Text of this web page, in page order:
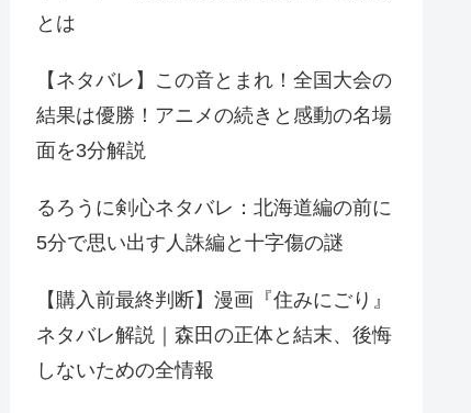
とは
【ネタバレ】この音とまれ！全国大会の
結果は優勝！アニメの続きと感動の名場
面を3分解説
るろうに剣心ネタバレ：北海道編の前に
5分で思い出す人誅編と十字傷の謎
【購入前最終判断】漫画『住みにごり』
ネタバレ解説｜森田の正体と結末、後悔
しないための全情報